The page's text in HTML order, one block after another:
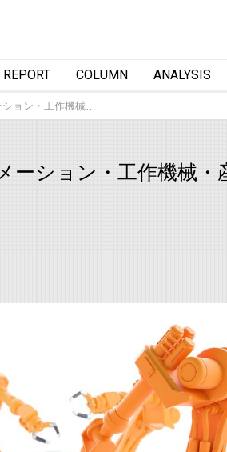
REPORT COLUMN ANALYSIS
ション・工作機械…
ーション・工作機械・